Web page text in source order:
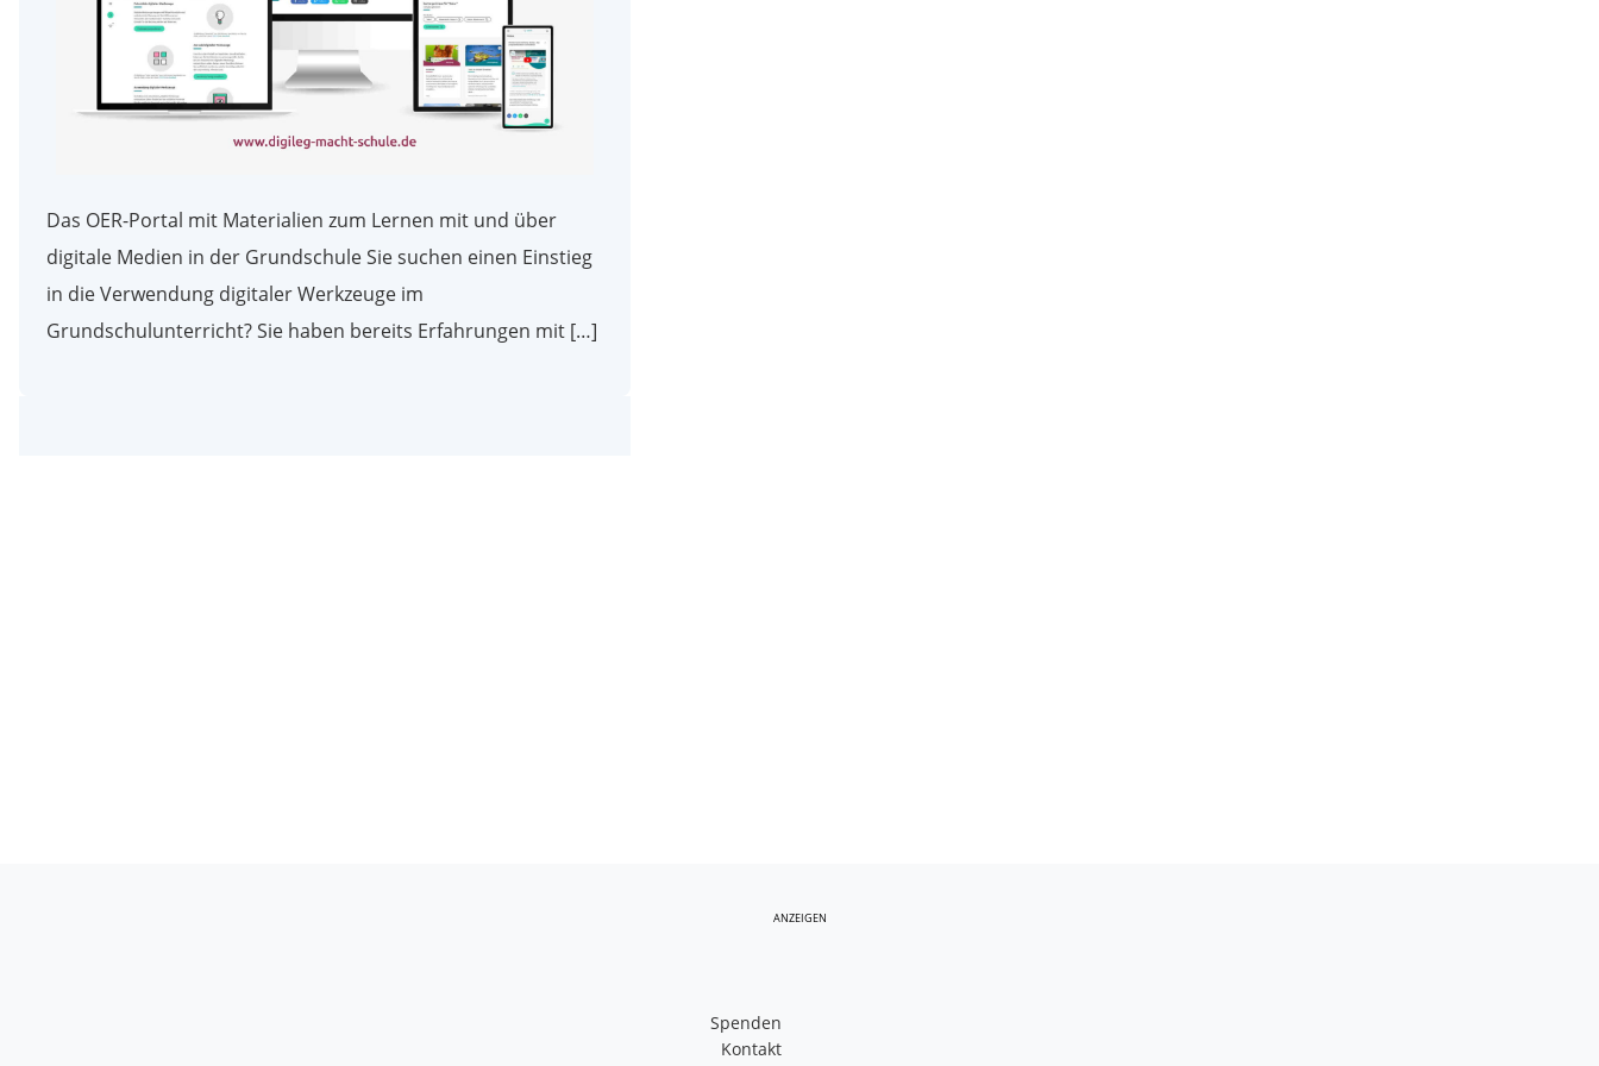
Das OER-Portal mit Materialien zum Lernen mit und über
digitale Medien in der Grundschule Sie suchen einen Einstieg
in die Verwendung digitaler Werkzeuge im
Grundschulunterricht? Sie haben bereits Erfahrungen mit […]
ANZEIGEN
Spenden
Kontakt